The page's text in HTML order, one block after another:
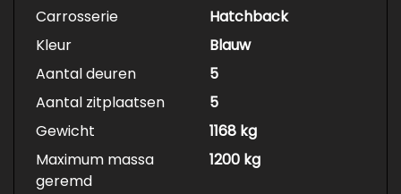
Carrosserie
Hatchback
Kleur
Blauw
Aantal deuren
5
Aantal zitplaatsen
5
Gewicht
1168 kg
Maximum massa
geremd
1200 kg